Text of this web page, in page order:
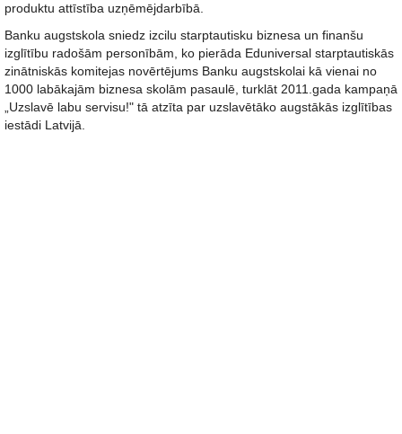
produktu attīstība uzņēmējdarbībā.
Banku augstskola sniedz izcilu starptautisku biznesa un finanšu
izglītību radošām personībām, ko pierāda Eduniversal starptautiskās
zinātniskās komitejas novērtējums Banku augstskolai kā vienai no
1000 labākajām biznesa skolām pasaulē, turklāt 2011.gada kampaņā
„Uzslavē labu servisu!" tā atzīta par uzslavētāko augstākās izglītības
iestādi Latvijā.